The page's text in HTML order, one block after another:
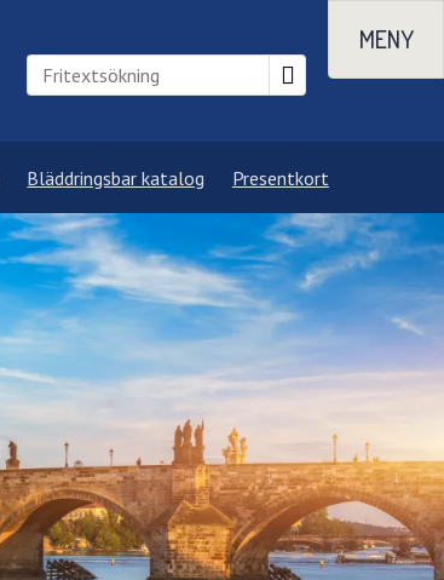
MENY
Bläddringsbar katalog Presentkort